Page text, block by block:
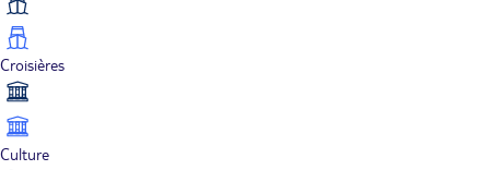
Croisières
Culture